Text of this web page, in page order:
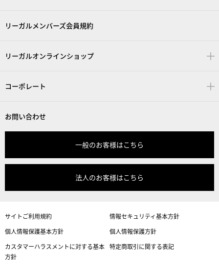
リーガルメンバーズ会員規約
リーガルオンラインショップ
コーポレート
お問い合わせ
一般のお客様はこちら
法人のお客様はこちら
サイトご利用規約 情報セキュリティ基本方針
個人情報保護基本方針 個人情報保護方針
カスタマーハラスメントに対する基本
方針
特定商取引に関する表記